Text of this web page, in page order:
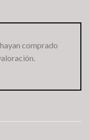
comprado